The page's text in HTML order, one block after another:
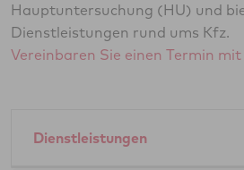
Hauptuntersuchung (HU) und
Dienstleistungen rund ums Kfz.
Vereinbaren Sie einen Termin mit
Dienstleistungen